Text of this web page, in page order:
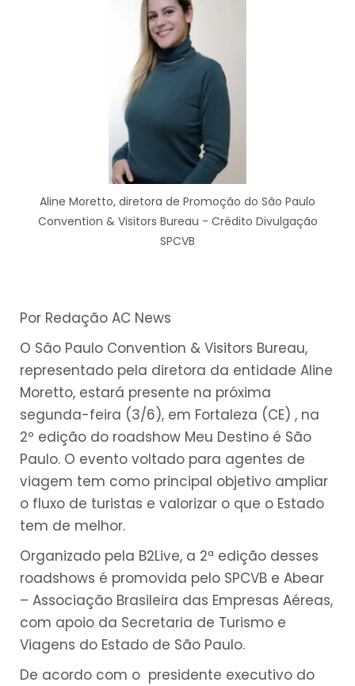
Aline Moretto, diretora de Promoção do São Paulo
Convention & Visitors Bureau - Crédito Divulgação
SPCVB
Por Redação AC News
O São Paulo Convention & Visitors Bureau,
representado pela diretora da entidade Aline
Moretto, estará presente na próxima
segunda-feira (3/6), em Fortaleza (CE) , na
2º edição do roadshow Meu Destino é São
Paulo. O evento voltado para agentes de
viagem tem como principal objetivo ampliar
o fluxo de turistas e valorizar o que o Estado
tem de melhor.
Organizado pela B2Live, a 2ª edição desses
roadshows é promovida pelo SPCVB e Abear
– Associação Brasileira das Empresas Aéreas,
com apoio da Secretaria de Turismo e
Viagens do Estado de São Paulo.
De acordo com o presidente executivo do